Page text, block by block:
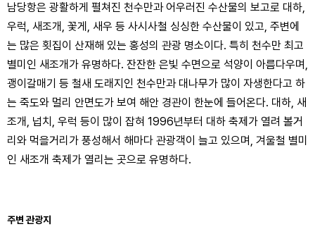
남당항은 광활하게 펼쳐진 천수만과 어우러진 수산물의 보고로 대하,
우럭, 새조개, 꽃게, 새우 등 사시사철 싱싱한 수산물이 있고, 주변에
는 많은 횟집이 산재해 있는 홍성의 관광 명소이다. 특히 천수만 최고
별미인 새조개가 유명하다. 잔잔한 은빛 수면으로 석양이 아름다우며,
괭이갈매기 등 철새 도래지인 천수만과 대나무가 많이 자생한다고 하
는 죽도와 멀리 안면도가 보여 해안 경관이 한눈에 들어온다. 대하, 새
조개, 넙치, 우럭 등이 많이 잡혀 1996년부터 대하 축제가 열려 볼거
리와 먹을거리가 풍성해서 해마다 관광객이 늘고 있으며, 겨울철 별미
인 새조개 축제가 열리는 곳으로 유명하다.
주변 관광지